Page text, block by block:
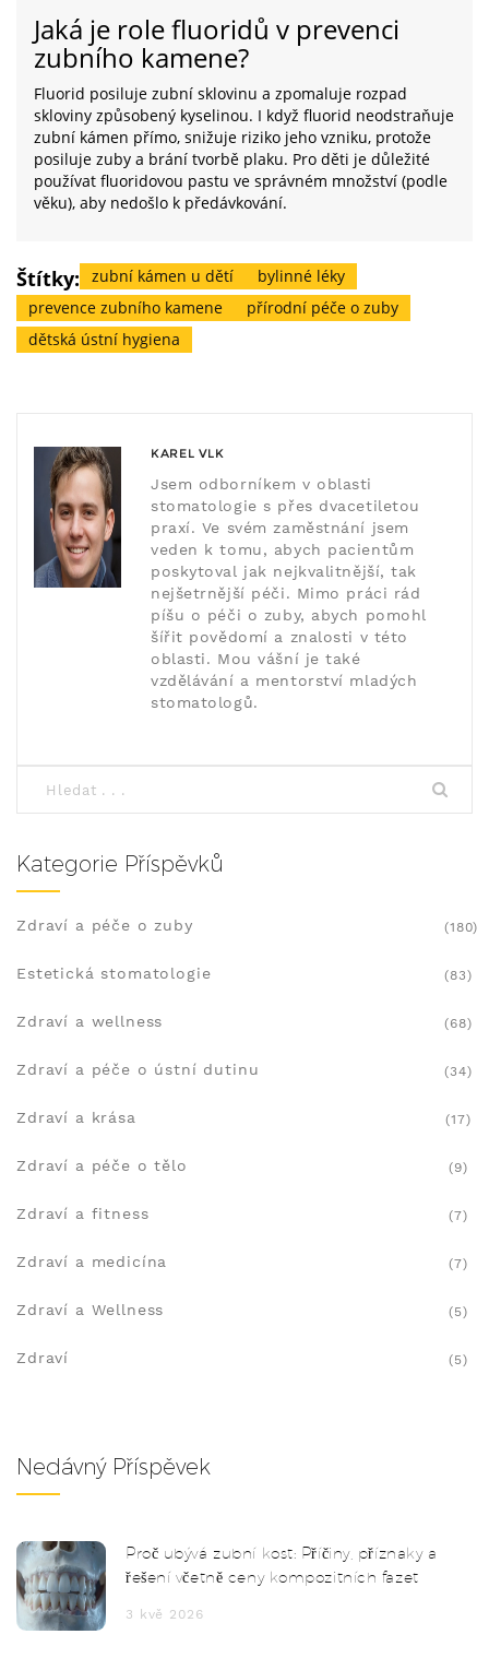
Jaká je role fluoridů v prevenci
zubního kamene?
Fluorid posiluje zubní sklovinu a zpomaluje rozpad
skloviny způsobený kyselinou. I když fluorid neodstraňuje
zubní kámen přímo, snižuje riziko jeho vzniku, protože
posiluje zuby a brání tvorbě plaku. Pro děti je důležité
používat fluoridovou pastu ve správném množství (podle
věku), aby nedošlo k předávkování.
Štítky: zubní kámen u dětí
bylinné léky
prevence zubního kamene
přírodní péče o zuby
dětská ústní hygiena
KAREL VLK
Jsem odborníkem v oblasti
stomatologie s přes dvacetiletou
praxí. Ve svém zaměstnání jsem
veden k tomu, abych pacientům
poskytoval jak nejkvalitnější, tak
nejšetrnější péči. Mimo práci rád
píšu o péči o zuby, abych pomohl
šířit povědomí a znalosti v této
oblasti. Mou vášní je také
vzdělávání a mentorství mladých
stomatologů.
Kategorie Příspěvků
Zdraví a péče o zuby (180)
Estetická stomatologie (83)
Zdraví a wellness (68)
Zdraví a péče o ústní dutinu (34)
Zdraví a krása (17)
Zdraví a péče o tělo (9)
Zdraví a fitness (7)
Zdraví a medicína (7)
Zdraví a Wellness (5)
Zdraví (5)
Nedávný Příspěvek
Proč ubývá zubní kost: Příčiny, příznaky a
řešení včetně ceny kompozitních fazet
3 kvě 2026